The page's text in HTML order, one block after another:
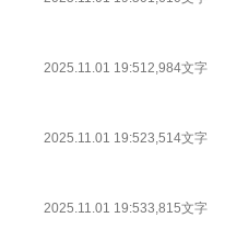
2025.11.01 19:512,984文字
2025.11.01 19:523,514文字
2025.11.01 19:533,815文字